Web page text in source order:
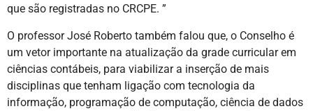
que são registradas no CRCPE. ”
O professor José Roberto também falou que, o Conselho é
um vetor importante na atualização da grade curricular em
ciências contábeis, para viabilizar a inserção de mais
disciplinas que tenham ligação com tecnologia da
informação, programação de computação, ciência de dados